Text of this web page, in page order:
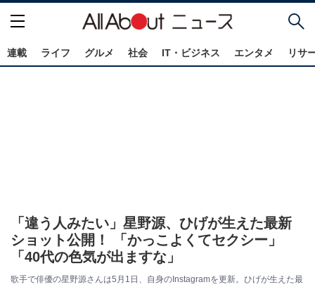
連載 ライフ グルメ 社会 IT・ビジネス エンタメ リサ
「違う人みたい」星野源、ひげが生えた最新
ショット公開！ 「かっこよくてセクシー」
「40代の色気が出ますな」
歌手で俳優の星野源さんは5月1日、自身のInstagramを更新。ひげが生えた最